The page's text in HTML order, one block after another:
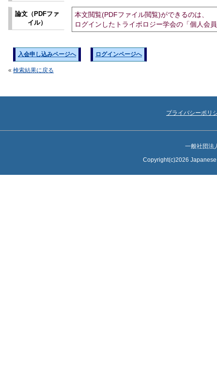
論文（PDFファ
イル）
本文閲覧(PDFファイル閲覧)ができるのは、
ログインしたトライボロジー学会の「個人会
入会申し込みページへ ログインページへ
« 検索結果に戻る
プライバシーポリ
一般社団法
Copyright(c)2026